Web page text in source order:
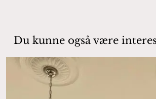
Du kunne også være